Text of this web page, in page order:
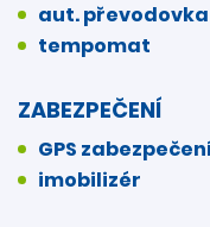
aut. převodovka
tempomat
ZABEZPEČENÍ
GPS
imobilizér